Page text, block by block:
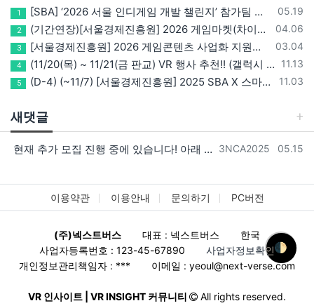
🌓
등록일
05.19
1 [SBA] ‘2026 서울 인디게임 개발 챌린지’ 참가팀 모집
등록일
04.06
2 (기간연장)[서울경제진흥원] 2026 게임마켓(차이나조이, BIC, 지스타) 서울관 참가기업 모집!(~5/8 15:00)
등록일
03.04
3 [서울경제진흥원] 2026 게임콘텐츠 사업화 지원사업 참가기업 모집(~3/26까지)
등록일
11.13
4 (11/20(목) ~ 11/21(금 판교) VR 행사 추천!! (갤럭시 XR/ 애플 비전프로 등 기기 체험, 메타퀘스트 경품)
등록일
11.03
5 (D-4) (~11/7) [서울경제진흥원] 2025 SBA X 스마일게이트, ‘게임랩 with STOVE INDIE’ 참가기업 모집
새댓글
등록자
3NCA2025 등록일
05.15
현재 추가 모집 진행 중에 있습니다! 아래 링크로 확인 부탁드리겠습니다~! https://next-verse.com/community/1…
이용약관 이용안내 문의하기 PC버전
(주)넥스트버스 대표 : 넥스트버스
한국
사업자등록번호 : 123-45-67890
사업자정보확인
개인정보관리책임자 : ***
이메일 : yeoul@next-verse.com
VR 인사이트 | VR INSIGHT 커뮤니티 All rights reserved.